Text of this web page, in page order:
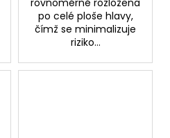
rovnoměrně rozložena
po celé ploše hlavy,
čímž se minimalizuje
riziko...